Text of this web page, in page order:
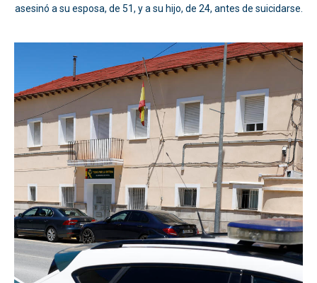
asesinó a su esposa, de 51, y a su hijo, de 24, antes de suicidarse.